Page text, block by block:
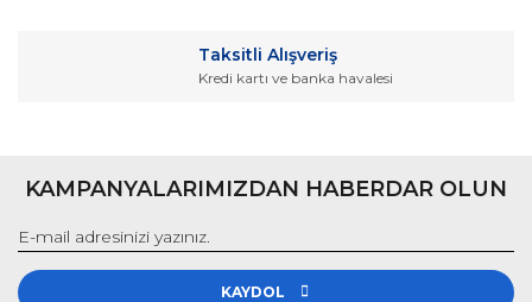
Gönder
Taksitli Alışveriş
Kredi kartı ve banka havalesi
KAMPANYALARIMIZDAN HABERDAR OLUN
KAYDOL